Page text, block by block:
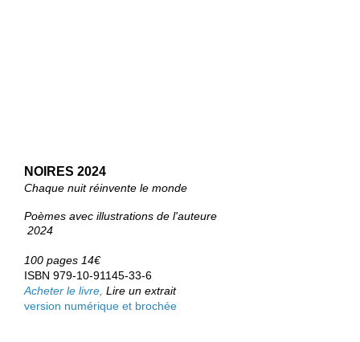
NOIRES 2024
Chaque nuit réinvente le monde
Poèmes avec illustrations de l'auteure
2024
100 pages 14€
ISBN 979-10-91145-33-6
Acheter le livre, Lire un extrait
version numérique et brochée